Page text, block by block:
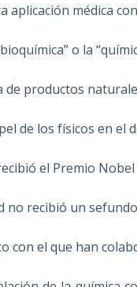
aplicación médica
o la
productos
de los físicos en el
el Premio Nobel
no recibió un
con el que han